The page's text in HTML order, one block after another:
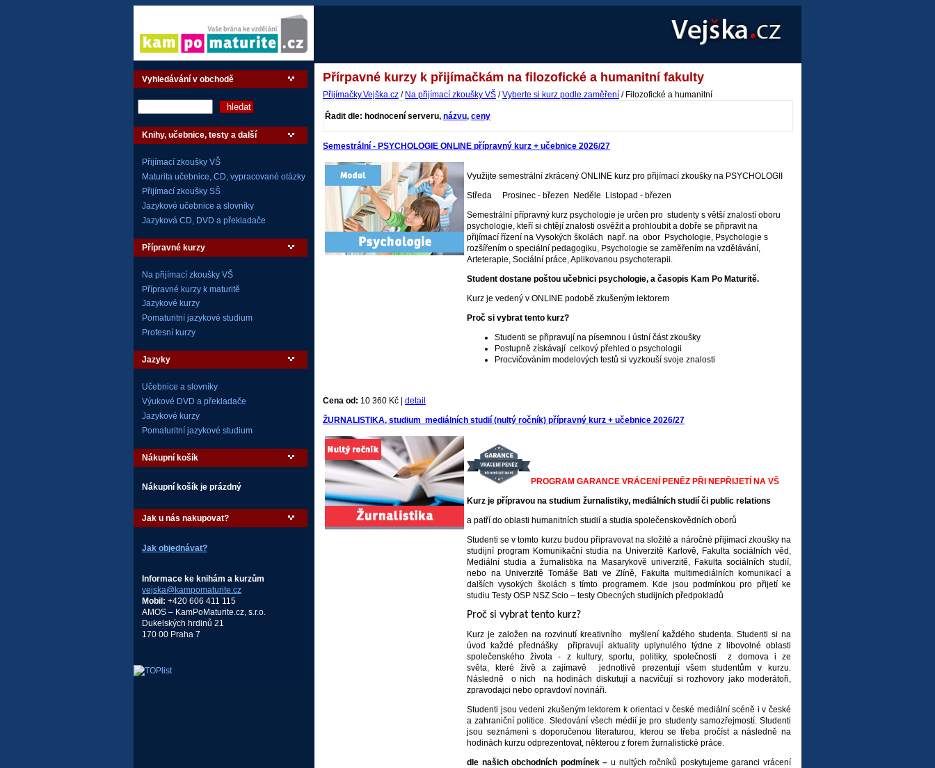
Vyhledávání v obchodě
Knihy, učebnice, testy a další
Přijímací zkoušky VŠ
Maturita učebnice, CD, vypracované otázky
Přijímací zkoušky SŠ
Jazykové učebnice a slovníky
Jazyková CD, DVD a překladače
Přípravné kurzy
Na přijímací zkoušky VŠ
Přípravné kurzy k maturitě
Jazykové kurzy
Pomaturitní jazykové studium
Profesní kurzy
Jazyky
Učebnice a slovníky
Výukové DVD a překladače
Jazykové kurzy
Pomaturitní jazykové studium
Nákupní košík
Nákupní košík je prázdný
Jak u nás nakupovat?
Jak objednávat?
Informace ke knihám a kurzům
vejska@kampomaturite.cz
Mobil: +420 606 411 115
AMOS – KamPoMaturite.cz, s.r.o.
Dukelských hrdinů 21
170 00 Praha 7
Přírpavné kurzy k přijímačkám na filozofické a humanitní fakulty
Přijímačky.Vejška.cz / Na přijímací zkoušky VŠ /Vyberte si kurz podle zaměření / Filozofické a humanitní
Řadit dle: hodnocení serveru, názvu, ceny
Semestrální - PSYCHOLOGIE ONLINE přípravný kurz + učebnice 2026/27
Využijte semestrální zkrácený ONLINE kurz pro přijímací zkoušky na PSYCHOLOGII
Středa Prosinec - březen Neděle Listopad - březen
Semestrální přípravný kurz psychologie je určen pro studenty s větší znalostí oboru
psychologie, kteří si chtějí znalosti osvěžit a prohloubit a dobře se připravit na
přijímací řízení na Vysokých školách např. na obor Psychologie, Psychologie s
rozšířením o speciální pedagogiku, Psychologie se zaměřením na vzdělávání,
Arteterapie, Sociální práce, Aplikovanou psychoterapii.
Student dostane poštou učebnici psychologie, a časopis Kam Po Maturitě.
Kurz je vedený v ONLINE podobě zkušeným lektorem
Proč si vybrat tento kurz?
Studenti se připravují na písemnou i ústní část zkoušky
Postupně získávají celkový přehled o psychologii
Procvičováním modelových testů si vyzkouší svoje znalosti
Cena od: 10 360 Kč | detail
ŽURNALISTIKA, studium mediálních studií (nultý ročník) přípravný kurz + učebnice 2026/27
PROGRAM GARANCE VRÁCENÍ PENĚZ PŘI NEPŘIJETÍ NA VŠ
Kurz je přípravou na studium žurnalistiky, mediálních studií či public relations
a patří do oblasti humanitních studií a studia společenskovědních oborů
Studenti se v tomto kurzu budou připravovat na složité a náročné přijímací zkoušky na
studijní program Komunikační studia na Univerzitě Karlově, Fakulta sociálních věd,
Mediální studia a žurnalistika na Masarykově univerzitě, Fakulta sociálních studií,
nebo na Univerzitě Tomáše Bati ve Zlíně, Fakulta multimediálních komunikací a
dalších vysokých školách s tímto programem. Kde jsou podmínkou pro přijetí ke
studiu Testy OSP NSZ Scio – testy Obecných studijních předpokladů
Proč si vybrat tento kurz?
Kurz je založen na rozvinutí kreativního myšlení každého studenta. Studenti si na
úvod každé přednášky připravují aktuality uplynulého týdne z libovolné oblasti
společenského života - z kultury, sportu, politiky, společnosti z domova i ze
světa, které živě a zajímavě jednotlivě prezentují všem studentům v kurzu.
Následně o nich na hodinách diskutují a nacvičují si rozhovory jako moderátoři,
zpravodajci nebo opravdoví novináři.
Studenti jsou vedeni zkušeným lektorem k orientaci v české mediální scéně i v české
a zahraniční politice. Sledování všech médií je pro studenty samozřejmostí. Studenti
jsou seznámeni s doporučenou literaturou, kterou se třeba pročíst a následně na
hodinách kurzu odprezentovat, některou z forem žurnalistické práce.
dle našich obchodních podmínek – u nultých ročníků poskytujeme garanci vrácení